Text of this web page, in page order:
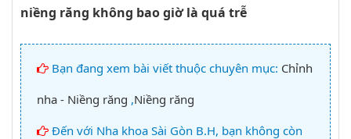
niềng răng không bao giờ là quá trễ
Bạn đang xem bài viết thuộc chuyên mục: Chỉnh
nha - Niềng răng ,Niềng răng
Đến với Nha khoa Sài Gòn B.H, bạn không còn